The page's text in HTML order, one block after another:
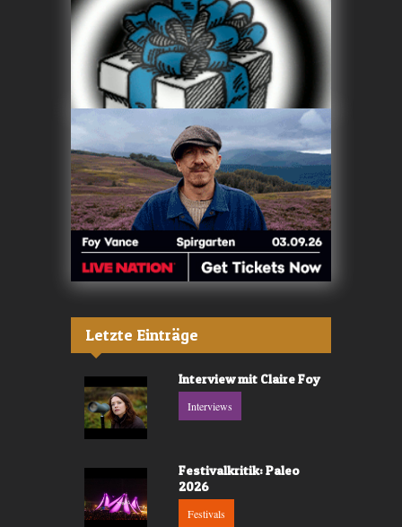
Letzte Einträge
Interview mit Claire Foy
Interviews
Festivalkritik: Paleo
2026
Festivals